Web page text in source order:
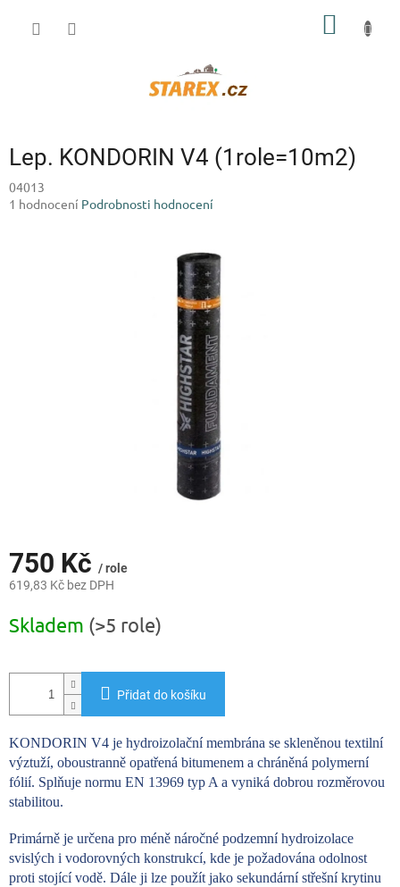
Lep. KONDORIN V4 (1role=10m2)
04013
Průměrné
1 hodnocení Podrobnosti hodnocení
750 Kč / role
619,83 Kč bez DPH
cena:
Skladem (>5 role)
Přidat do košíku
KONDORIN V4 je hydroizolační membrána se skleněnou textilní
výztuží, oboustranně opatřená bitumenem a chráněná polymerní
fólií. Splňuje normu EN 13969 typ A a vyniká dobrou rozměrovou
stabilitou.
Primárně je určena pro méně náročné podzemní hydroizolace
svislých i vodorovných konstrukcí, kde je požadována odolnost
proti stojící vodě. Dále ji lze použít jako sekundární střešní krytinu